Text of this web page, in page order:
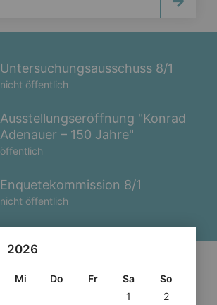
Untersuchungsausschuss 8/1
nicht öffentlich
Ausstellungseröffnung "Konrad
Adenauer – 150 Jahre"
öffentlich
Enquetekommission 8/1
nicht öffentlich
2026
Mi Do Fr Sa
So
1
2